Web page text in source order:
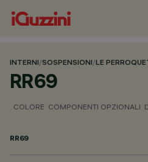
INTERNI/SOSPENSIONI/LE
RR69
COLORE COMPONENTI OPZIONALI
RR69